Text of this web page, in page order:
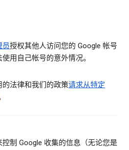
员授权其他人访问您的 Google 帐号
用自己帐号的意外情况。
法律和我们的政策请求从特定
制 Google 收集的信息（无论您是